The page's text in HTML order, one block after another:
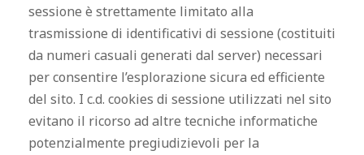
sessione è strettamente limitato alla
trasmissione di identificativi di sessione (costituiti
da numeri casuali generati dal server) necessari
per consentire l’esplorazione sicura ed efficiente
del sito. I c.d. cookies di sessione utilizzati nel sito
evitano il ricorso ad altre tecniche informatiche
potenzialmente pregiudizievoli per la